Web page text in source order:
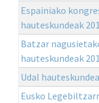
Espainiako
hauteskundeak
Batzar
hauteskundeak
Udal
Eusko